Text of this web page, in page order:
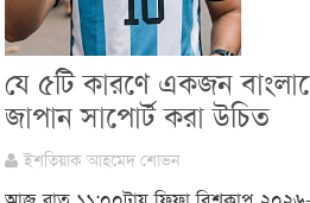
যে ৫টি কারণে একজন
জাপান সাপোর্ট করা উচিত
ইশতিয়াক আহমেদ শোভন